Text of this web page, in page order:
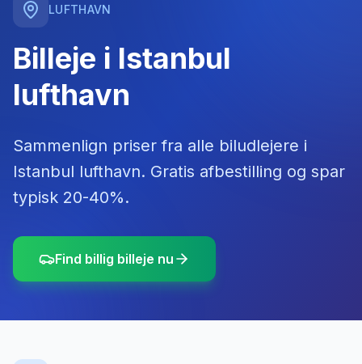
LUFTHAVN
Billeje i Istanbul
lufthavn
Sammenlign priser fra alle biludlejere i
Istanbul lufthavn. Gratis afbestilling og spar
typisk 20-40%.
Find billig billeje nu